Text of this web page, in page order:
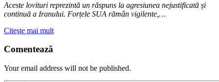
Aceste lovituri reprezintă un răspuns la agresiunea nejustificată și
continuă a Iranului. Forțele SUA rămân vigilente,…
Citeşte mai mult
Comentează
Your email address will not be published.